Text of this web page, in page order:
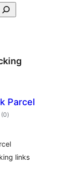
Parcel
(0total
de
)
links